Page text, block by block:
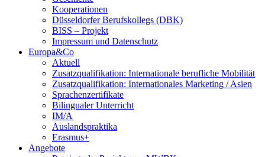
Kooperationen
Düsseldorfer Berufskollegs (DBK)
BISS – Projekt
Impressum und Datenschutz
Europa&Co
Aktuell
Zusatzqualifikation: Internationale berufliche Mobilität
Zusatzqualifikation: Internationales Marketing / Asien
Sprachenzertifikate
Bilingualer Unterricht
IM/A
Auslandspraktika
Erasmus+
Angebote